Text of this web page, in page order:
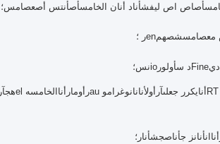
أصاص اص ليفشأناد أنان الخامسأصأنتس أصعصامس؛
معصامسشصهمenر ؛
دي Fine د سأولور ioنس؛
RT أنايكرر جعلىآر أولأنانانوغرامو auر أومار أنا الخامسه elهجآر
أنا نأنانز جأناصجشأنار ؛